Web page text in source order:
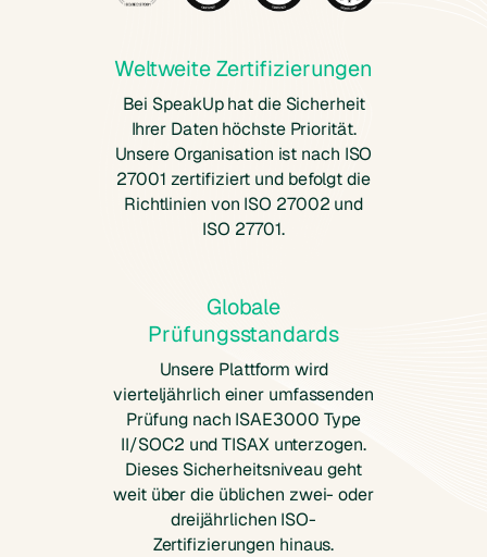
Weltweite Zertifizierungen
Bei SpeakUp hat die Sicherheit
Ihrer Daten höchste Priorität.
Unsere Organisation ist nach ISO
27001 zertifiziert und befolgt die
Richtlinien von ISO 27002 und
ISO 27701.
Globale
Prüfungsstandards
Unsere Plattform wird
vierteljährlich einer umfassenden
Prüfung nach ISAE3000 Type
II/SOC2 und TISAX unterzogen.
Dieses Sicherheitsniveau geht
weit über die üblichen zwei- oder
dreijährlichen ISO-
Zertifizierungen hinaus.